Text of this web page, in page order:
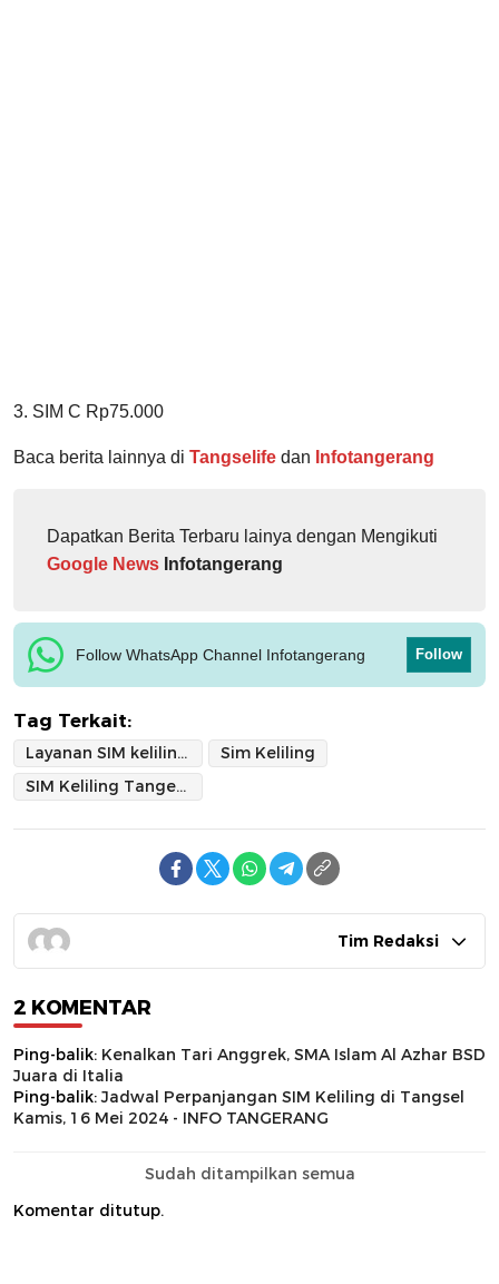
3. SIM C Rp75.000
Baca berita lainnya di Tangselife dan Infotangerang
Dapatkan Berita Terbaru lainya dengan Mengikuti
Google News Infotangerang
Follow WhatsApp Channel Infotangerang Follow
Tag Terkait:
Layanan SIM keliling Tangerang
Sim Keliling
SIM Keliling Tangerang
Tim Redaksi
2 KOMENTAR
Ping-balik: Kenalkan Tari Anggrek, SMA Islam Al Azhar BSD
Juara di Italia
Ping-balik:Jadwal Perpanjangan SIM Keliling di Tangsel
Kamis, 16 Mei 2024 - INFO TANGERANG
Sudah ditampilkan semua
Komentar ditutup.